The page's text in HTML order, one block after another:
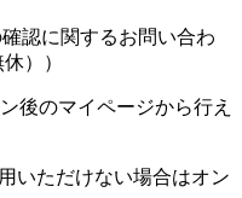
認に関するお問い合わ
））
後のマイページから行え
いただけない場合はオン